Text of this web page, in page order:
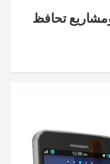
ومشاريع تحافظ